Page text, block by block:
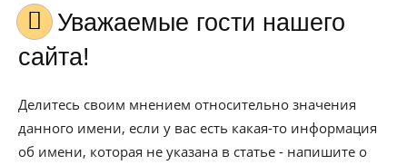
Уважаемые гости нашего
сайта!
Делитесь своим мнением относительно значения
данного имени, если у вас есть какая-то информация
об имени, которая не указана в статье - напишите о